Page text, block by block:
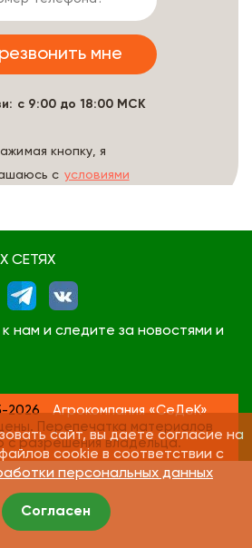
с 9:00 до 18:00 МСК
кнопку, я
с условиями
СЕТЯХ
нам и следите за новостями и
2026
Агрокомпания «СеДеК»
Перепечатка материалов
с разрешения владельца.
сайт, вы даете согласие на
cookie в соответствии с
персональных данных
Согласен